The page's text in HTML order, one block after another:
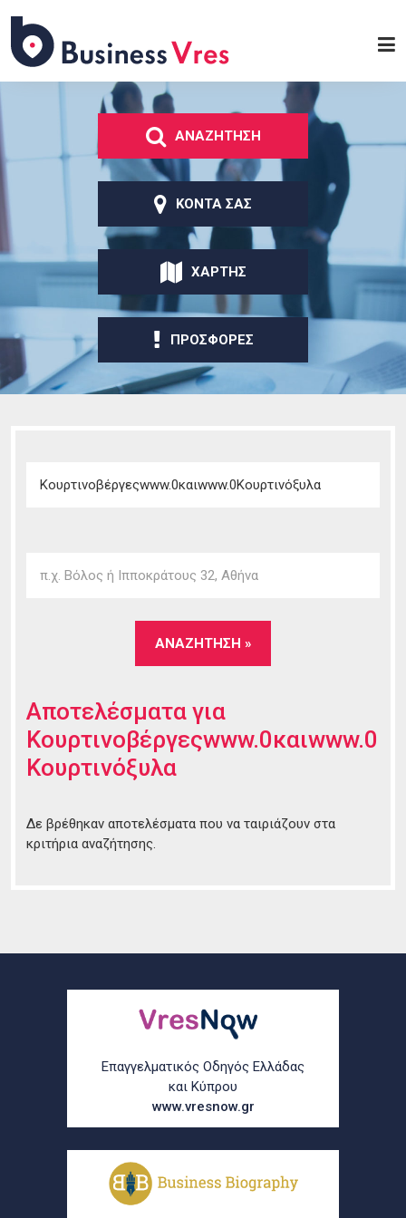
κυρίως περιεχόμενο
Business
ΑΝΑΖΗΤΗΣΗ
ΚΟΝΤΑ ΣΑΣ
ΧΑΡΤΗΣ
ΠΡΟΣΦΟΡΕΣ
Αποτελέσματα για
Κουρτινοβέργεςwww.0καιwww.0
Κουρτινόξυλα
Δε βρέθηκαν αποτελέσματα που να ταιριάζουν στα
κριτήρια αναζήτησης.
Επαγγελματικός Οδηγός Ελλάδας
και Κύπρου
www.vresnow.gr